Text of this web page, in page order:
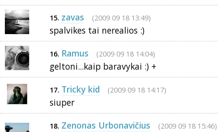
15. zavas (2009 09 18 13:49)
spalvikes tai nerealios :)
16. Ramus (2009 09 18 14:04)
geltoni...kaip baravykai :) +
17. Tricky kid (2009 09 18 14:17)
siuper
18. Zenonas Urbonavičius (2009 09 18 15:46)